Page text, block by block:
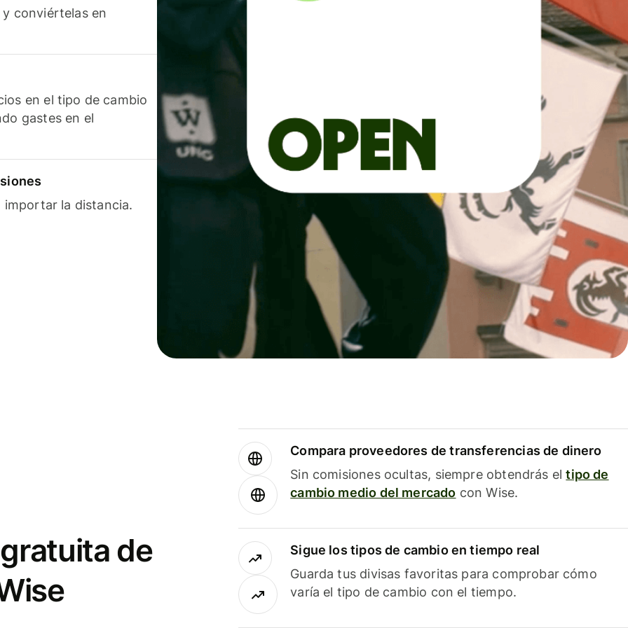
conviértelas en
en el tipo de cambio
gastes en el
importar la distancia.
de
Compara proveedores de transferencias de dinero
Sin comisiones ocultas, siempre obtendrás eltipo de
cambio medio del mercado con Wise.
Sigue los tipos de cambio en tiempo real
Guarda tus divisas favoritas para comprobar cómo
varía el tipo de cambio con el tiempo.